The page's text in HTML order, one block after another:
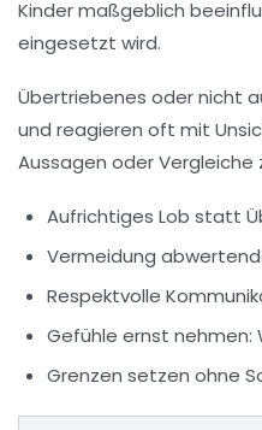
Kinder maßgeblich
eingesetzt wird.
Übertriebenes oder nicht
und reagieren oft mit
Aussagen oder
Aufrichtiges Lob statt
Vermeidung
Respektvolle
Gefühle ernst nehmen:
Grenzen setzen ohne